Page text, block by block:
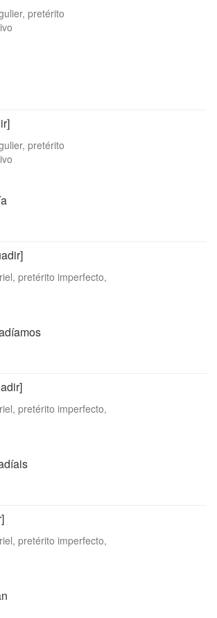
pretérito
pretérito
pretérito imperfecto,
pretérito imperfecto,
pretérito imperfecto,